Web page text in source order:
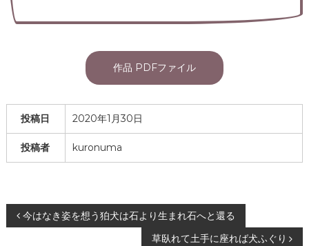
作品 PDFファイル
投稿日 2020年1月30日
投稿者 kuronuma
投今はなき姿を想う狛犬は石より生まれ石へと還る
草臥れて土手に座れば犬ふぐり